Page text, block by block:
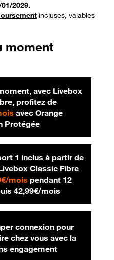
2029.
incluses, valables
moment
avec Livebox
profitez de
20 € par mois
avec Orange
Protégée
1 inclus à partir de
Classic Fibre
mois29,99 € par mois
pendant 12
42,99€/mois42,99 € par
connexion pour
chez vous avec la
engagement